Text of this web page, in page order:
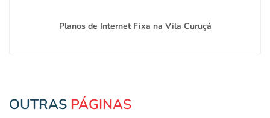
Planos de Internet Fixa na Vila Curuçá
OUTRAS PÁGINAS